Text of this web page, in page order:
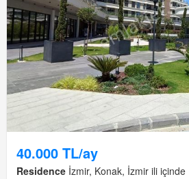
40.000 TL/ay
Residence İzmir, Konak, İzmir ili içinde